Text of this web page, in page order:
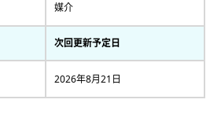
媒介
次回更新予定日
2026年8月21日